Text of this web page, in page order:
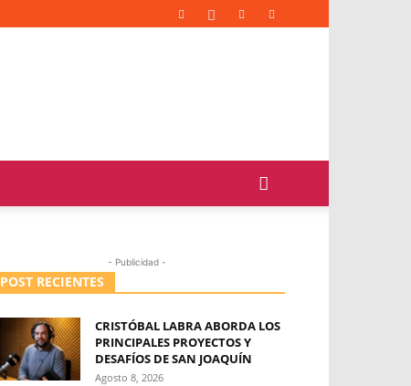
- Publicidad -
POST RECIENTES
CRISTÓBAL LABRA ABORDA LOS
PRINCIPALES PROYECTOS Y
DESAFÍOS DE SAN JOAQUÍN
Agosto 8, 2026